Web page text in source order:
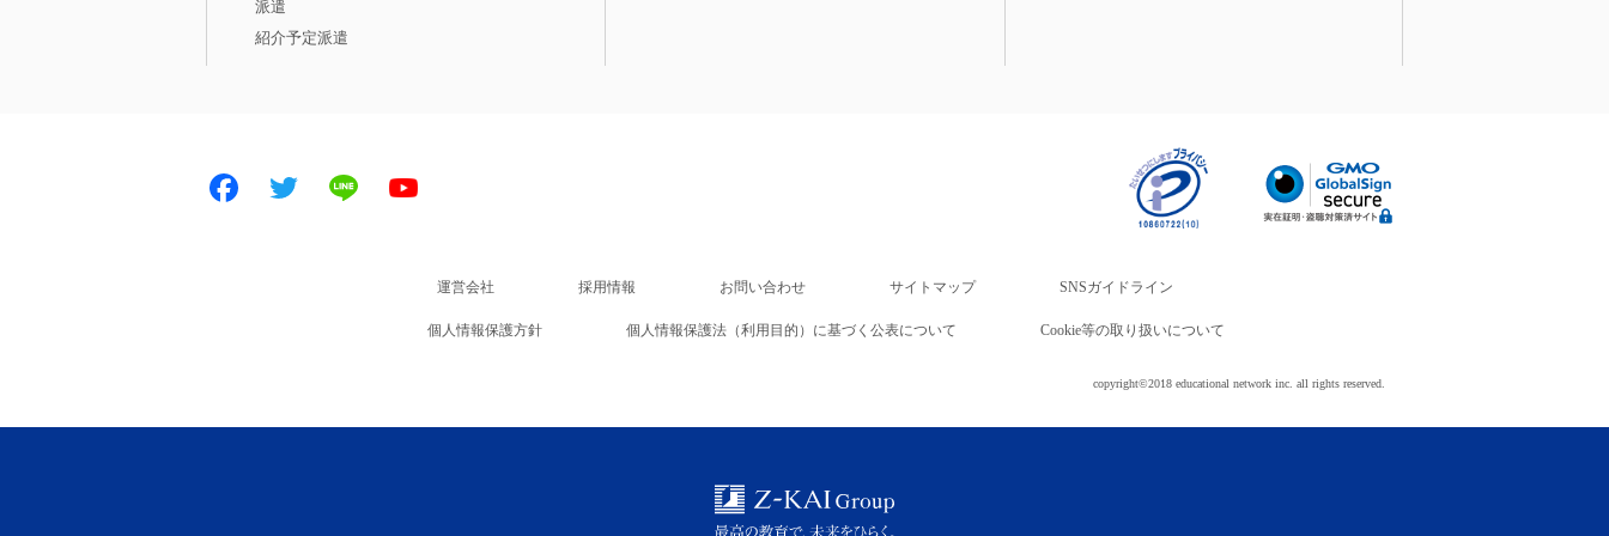
派遣
紹介予定派遣
Facebook Twitter LINE
運営会社 採用情報 お問い合わせ サイトマップ SNSガイドライン
個人情報保護方針 個人情報保護法（利用目的）に基づく公表について Cookie等の取り扱いについて
copyright©2018 educational network inc. all rights reserved.